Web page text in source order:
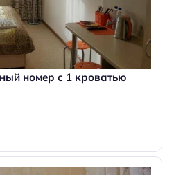
номер с 1 кроватью